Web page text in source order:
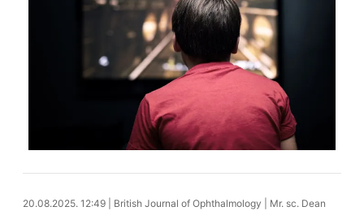
20.08.2025. 12:58
20.08.2025. 12:49| British Journal of Ophthalmology
Mr. sc. Dean